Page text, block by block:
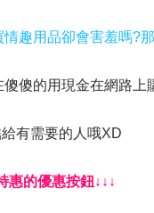
情趣用品卻會害羞嗎?
傻傻的用現金在網路上
有需要的人哦XD
惠的優惠按鈕↓↓↓